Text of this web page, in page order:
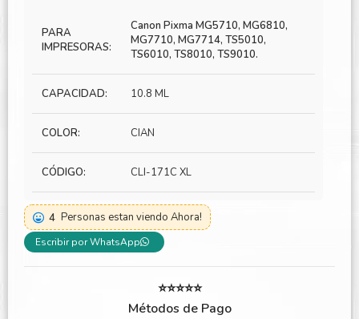
PARA
IMPRESORAS:
Canon Pixma MG5710, MG6810,
MG7710, MG7714, TS5010,
TS6010, TS8010, TS9010.
CAPACIDAD: 10.8 ML
COLOR: CIAN
CÓDIGO: CLI-171C XL
4 Personas estan viendo Ahora!
Escribir por WhatsApp
⭐⭐⭐⭐⭐
Métodos de Pago